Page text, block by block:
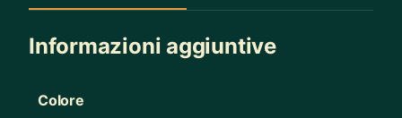
Informazioni aggiuntive
Colore